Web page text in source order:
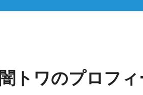
トワのプロフィ